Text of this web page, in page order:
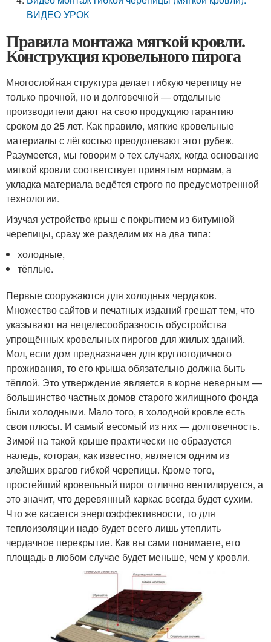
ВИДЕО УРОК
Правила монтажа мягкой кровли.
Конструкция кровельного пирога
Многослойная структура делает гибкую черепицу не
только прочной, но и долговечной — отдельные
производители дают на свою продукцию гарантию
сроком до 25 лет. Как правило, мягкие кровельные
материалы с лёгкостью преодолевают этот рубеж.
Разумеется, мы говорим о тех случаях, когда основание
мягкой кровли соответствует принятым нормам, а
укладка материала ведётся строго по предусмотренной
технологии.
Изучая устройство крыш с покрытием из битумной
черепицы, сразу же разделим их на два типа:
холодные,
тёплые.
Первые сооружаются для холодных чердаков.
Множество сайтов и печатных изданий грешат тем, что
указывают на нецелесообразность обустройства
упрощённых кровельных пирогов для жилых зданий.
Мол, если дом предназначен для круглогодичного
проживания, то его крыша обязательно должна быть
тёплой. Это утверждение является в корне неверным —
большинство частных домов старого жилищного фонда
были холодными. Мало того, в холодной кровле есть
свои плюсы. И самый весомый из них — долговечность.
Зимой на такой крыше практически не образуется
наледь, которая, как известно, является одним из
злейших врагов гибкой черепицы. Кроме того,
простейший кровельный пирог отлично вентилируется, а
это значит, что деревянный каркас всегда будет сухим.
Что же касается энергоэффективности, то для
теплоизоляции надо будет всего лишь утеплить
чердачное перекрытие. Как вы сами понимаете, его
площадь в любом случае будет меньше, чем у кровли.